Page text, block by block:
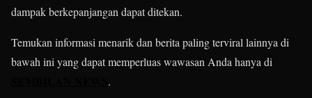
dampak berkepanjangan dapat ditekan.
Temukan informasi menarik dan berita paling terviral lainnya di
bawah ini yang dapat memperluas wawasan Anda hanya di
.